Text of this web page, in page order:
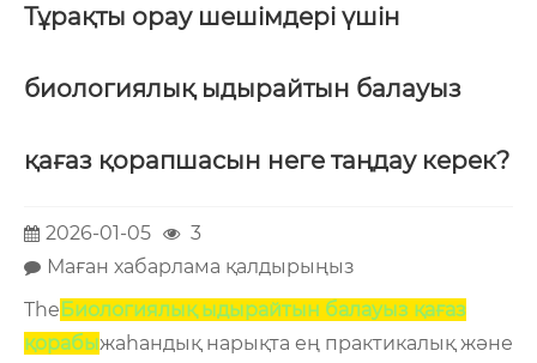
Тұрақты орау шешімдері үшін
биологиялық ыдырайтын балауыз
қағаз қорапшасын неге таңдау керек?
2026-01-05
3
Маған хабарлама қалдырыңыз
TheБиологиялық ыдырайтын балауыз қағаз
қорабыжаһандық нарықта ең практикалық және